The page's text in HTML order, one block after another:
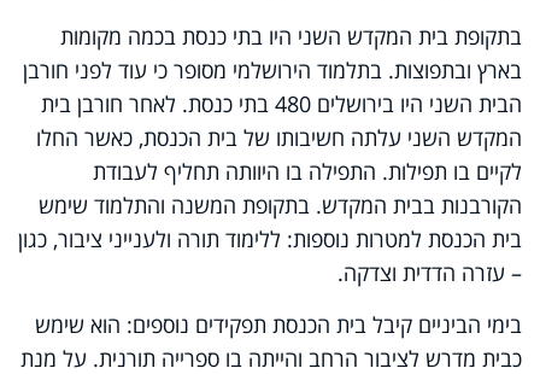
בתקופת בית המקדש השני היו בתי כנסת בכמה מקומות
בארץ ובתפוצות. בתלמוד הירושלמי מסופר כי עוד לפני חורבן
הבית השני היו בירושלים 480 בתי כנסת. לאחר חורבן בית
המקדש השני עלתה חשיבותו של בית הכנסת, כאשר החלו
לקיים בו תפילות. התפילה בו היוותה תחליף לעבודת
הקורבנות בבית המקדש. בתקופת המשנה והתלמוד שימש
בית הכנסת למטרות נוספות: ללימוד תורה ולענייני ציבור, כגון
– עזרה הדדית וצדקה.
בימי הביניים קיבל בית הכנסת תפקידים נוספים: הוא שימש
כבית מדרש לציבור הרחב והייתה בו ספרייה תורנית. על מנת